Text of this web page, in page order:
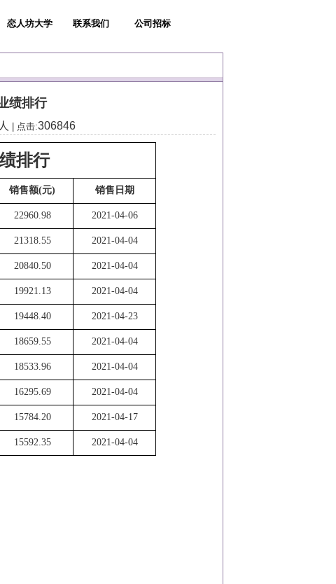
恋人坊大学 联系我们 公司招标
绩排行
| 点击:306846
排行
销售额(元) 销售日期
22960.98 2021-04-06
21318.55 2021-04-04
20840.50 2021-04-04
19921.13 2021-04-04
19448.40 2021-04-23
18659.55 2021-04-04
18533.96 2021-04-04
16295.69 2021-04-04
15784.20 2021-04-17
15592.35 2021-04-04